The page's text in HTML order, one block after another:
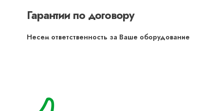
Гарантии по договору
Несем ответственность за Ваше оборудование